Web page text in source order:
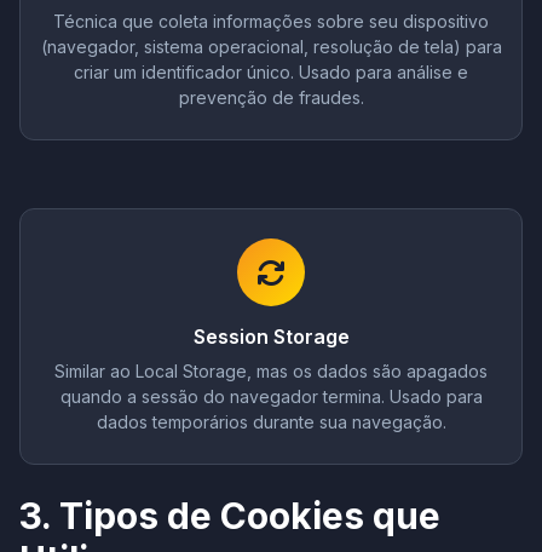
Técnica que coleta informações sobre seu dispositivo
(navegador, sistema operacional, resolução de tela) para
criar um identificador único. Usado para análise e
prevenção de fraudes.
Session Storage
Similar ao Local Storage, mas os dados são apagados
quando a sessão do navegador termina. Usado para
dados temporários durante sua navegação.
3. Tipos de Cookies que